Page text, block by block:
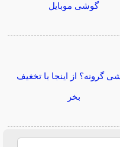
گوشی موبایل
گرونه؟ از اینجا با تخغیف
بخر